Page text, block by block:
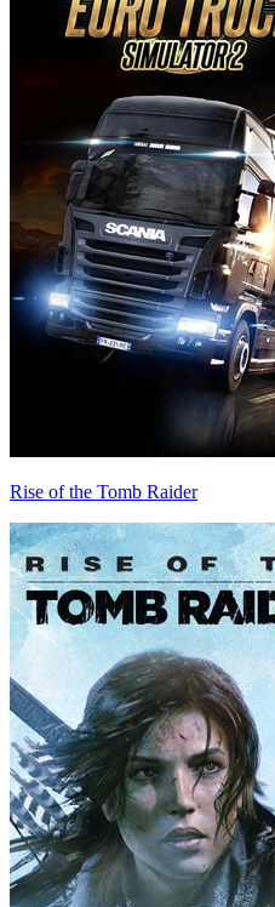
Rise of the Tomb Raider